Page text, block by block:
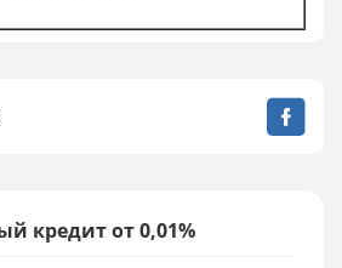
кредит от 0,01%